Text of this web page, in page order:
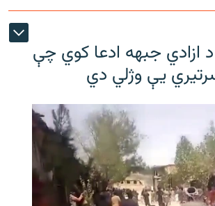
ازادي جبهه ادعا کوي چې
يې وژلي دي